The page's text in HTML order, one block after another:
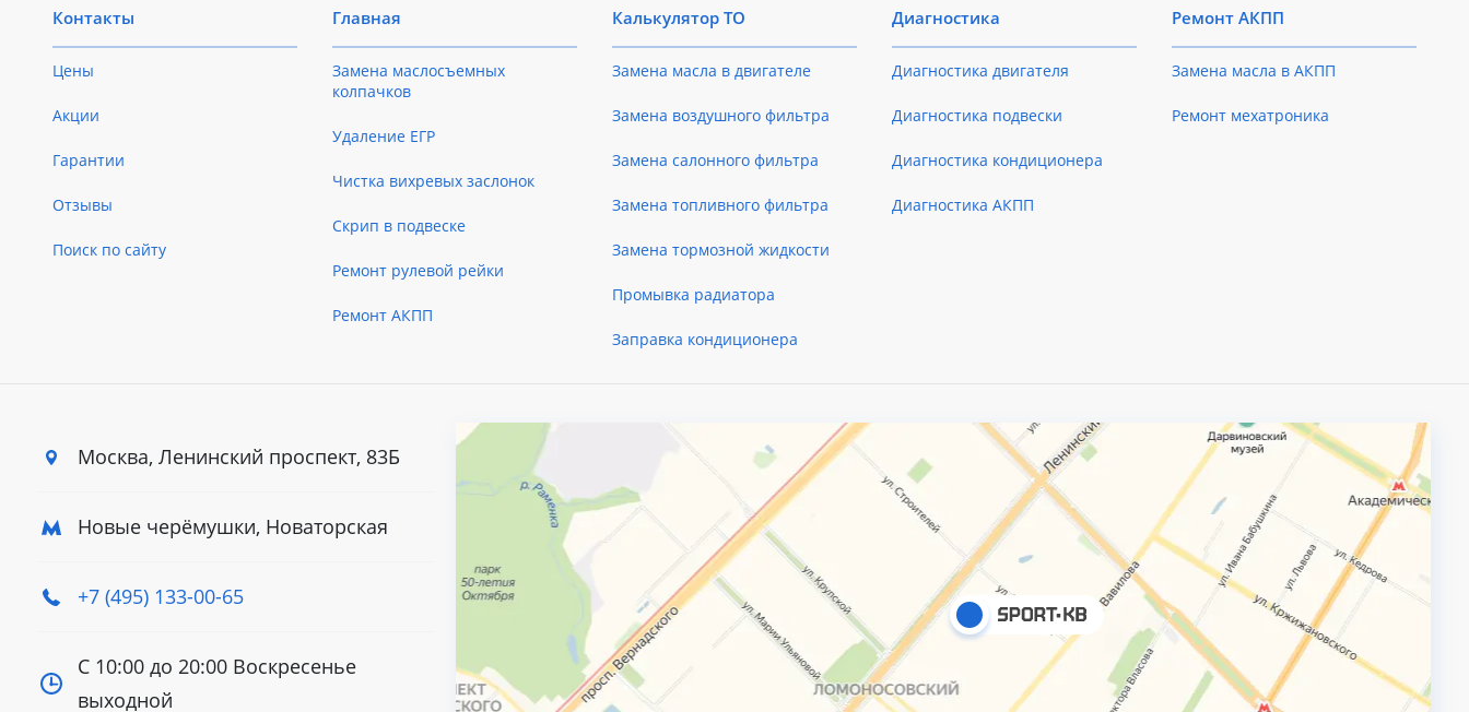
Контакты
Цены
Акции
Гарантии
Отзывы
Поиск по сайту
Главная
Замена маслосъемных
колпачков
Удаление ЕГР
Чистка вихревых заслонок
Скрип в подвеске
Ремонт рулевой рейки
Ремонт АКПП
Калькулятор ТО
Замена масла в двигателе
Замена воздушного фильтра
Замена салонного фильтра
Замена топливного фильтра
Замена тормозной жидкости
Промывка радиатора
Заправка кондиционера
Диагностика
Диагностика двигателя
Диагностика подвески
Диагностика кондиционера
Диагностика АКПП
Ремонт АКПП
Замена масла в АКПП
Ремонт мехатроника
Москва, Ленинский проспект, 83Б
Новые черёмушки, Новаторская
+7 (495) 133-00-65
С 10:00 до 20:00 Воскресенье
выходной